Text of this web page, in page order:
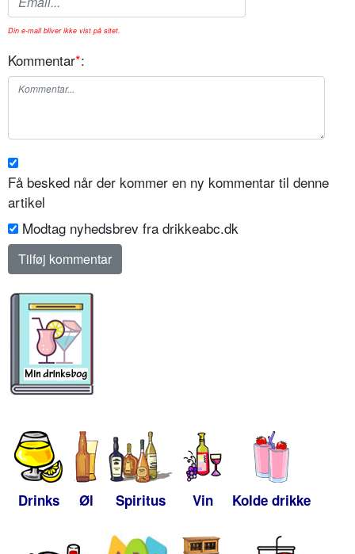
Din e-mail bliver ikke vist på sitet.
Kommentar*:
Få besked når der kommer en ny kommentar til denne
artikel
Modtag nyhedsbrev fra drikkeabc.dk
Drinks Øl Spiritus Vin Kolde drikke